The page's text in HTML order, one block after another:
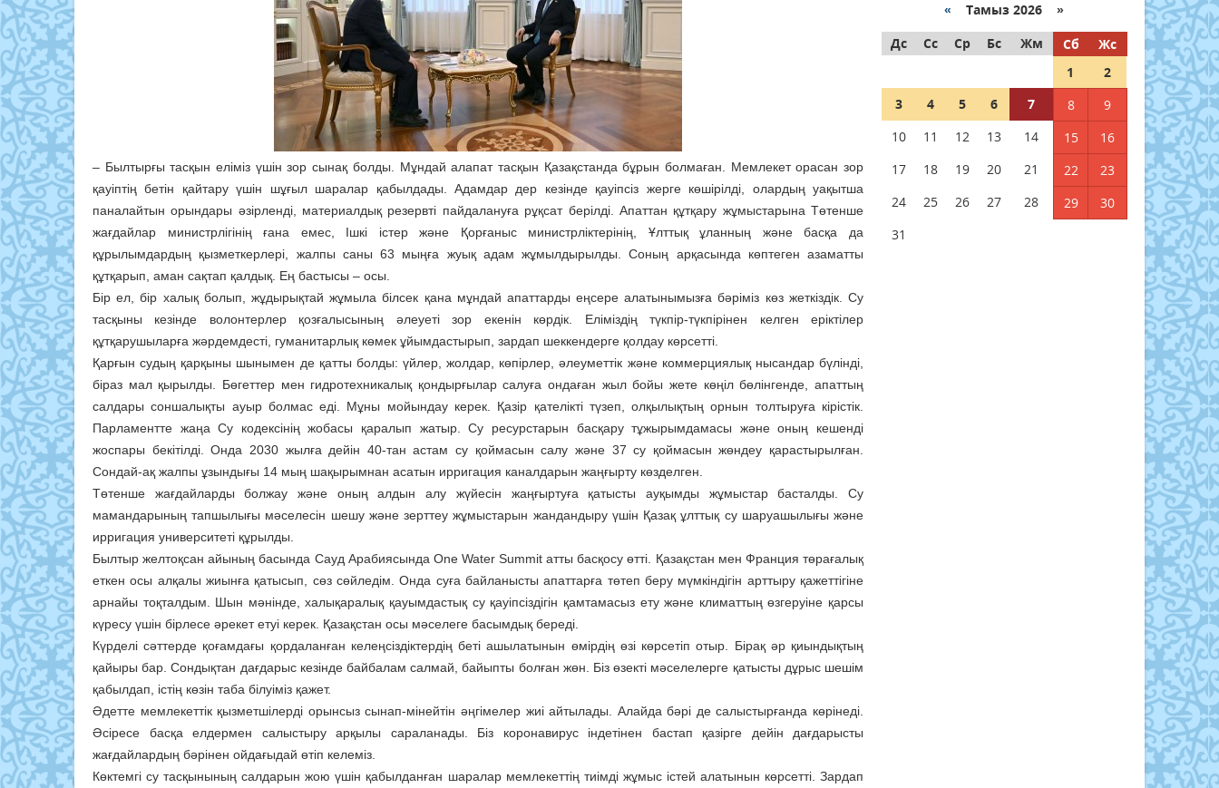
– Былтырғы тасқын еліміз үшін зор сынақ болды. Мұндай алапат тас­қын Қазақстанда бұрын болмаған. Мемлекет орасан зор
қауіптің бетін қайтару үшін шұғыл шаралар қабылдады. Адамдар дер кезінде қауіпсіз жерге көшірілді, олардың уақытша
паналайтын орындары әзірленді, материалдық резервті пайдалануға рұқсат берілді. Апаттан құтқару жұмыстарына Төтенше
жағдайлар министрлігінің ғана емес, Ішкі істер және Қорғаныс министрліктерінің, Ұлттық ұланның және басқа да
құрылымдардың қызметкерлері, жалпы саны 63 мыңға жуық адам жұмылдырылды. Соның арқасында көптеген азаматты
құтқарып, аман сақтап қалдық. Ең бастысы – осы.
Бір ел, бір халық болып, жұдырықтай жұмыла білсек қана мұндай апаттарды еңсере алатынымызға бәріміз көз жеткіздік. Су
тасқыны кезінде волонтерлер қозғалысының әлеуеті зор екенін көрдік. Еліміздің түкпір-түкпірінен келген еріктілер
құтқарушыларға жәрдемдесті, гуманитарлық көмек ұйымдастырып, зардап шеккендерге қолдау көрсетті.
Қарғын судың қарқыны шынымен де қатты болды: үйлер, жолдар, көпірлер, әлеуметтік және коммерциялық нысандар бүлінді,
біраз мал қырылды. Бөгеттер мен гидротехникалық қондырғылар салуға ондаған жыл бойы жете көңіл бөлінгенде, апаттың
салдары соншалықты ауыр болмас еді. Мұны мойындау керек. Қазір қателікті түзеп, олқылықтың орнын толтыруға кірістік.
Парламентте жаңа Су кодексінің жобасы қаралып жатыр. Су ресурстарын басқару тұжырымдамасы және оның кешенді
жоспары бекітілді. Онда 2030 жылға дейін 40-тан астам су қоймасын салу және 37 су қоймасын жөндеу қарастырылған.
Сондай-ақ жалпы ұзындығы 14 мың шақырымнан асатын ирригация каналдарын жаңғырту көзделген.
Төтенше жағдайларды болжау және оның алдын алу жүйесін жаңғыртуға қатысты ауқымды жұмыстар басталды. Су
мамандарының тапшылығы мәселесін шешу және зерттеу жұмыс­тарын жандандыру үшін Қазақ ұлттық су шаруашылығы және
ирригация университеті құрылды.
Былтыр желтоқсан айының басында Сауд Арабиясында One Water Summit атты басқосу өтті. Қазақстан мен Франция төрағалық
еткен осы алқалы жиынға қатысып, сөз сөйледім. Онда суға байланысты апаттарға төтеп беру мүмкіндігін арттыру қажеттігіне
арнайы тоқталдым. Шын мәнінде, халықаралық қауымдастық су қауіпсіздігін қамтамасыз ету және климаттың өзгеруіне қарсы
күресу үшін бірлесе әрекет етуі керек. Қазақстан осы мәселеге басымдық береді.
Күрделі сәттерде қоғамдағы қордаланған келеңсіздіктердің беті ашылатынын өмірдің өзі көрсетіп отыр. Бірақ әр қиындықтың
қайыры бар. Сондықтан дағдарыс кезінде байбалам салмай, байыпты болған жөн. Біз өзекті мәселелерге қатысты дұрыс шешім
қабылдап, істің көзін таба білуіміз қажет.
Әдетте мемлекеттік қызметшілерді орынсыз сынап-мінейтін әңгімелер жиі айтылады. Алайда бәрі де салыстырғанда көрінеді.
Әсіресе басқа елдермен салыстыру арқылы сараланады. Біз коронавирус індетінен бастап қазірге дейін дағдарысты
жағдайлардың бәрінен ойдағыдай өтіп келеміз.
Көктемгі су тасқынының салдарын жою үшін қабылданған шаралар мемлекеттің тиімді жұмыс істей алатынын көрсетті. Зардап
« Тамыз 2026 »
Дс
Сс Ср Бс Жм Сб
Жс
1
2
3
4 5 6 7 8
9
10
11 12 13 14 15
16
17
18 19 20 21 22
23
24
25 26 27 28 29
30
31